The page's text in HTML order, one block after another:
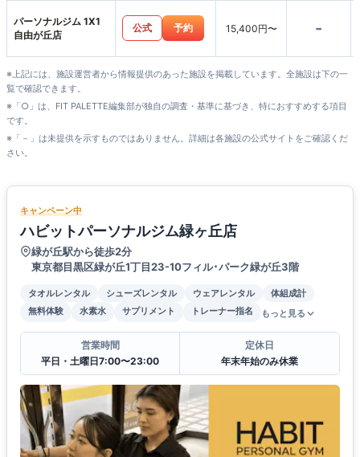
パーソナルジム 1X1
自由が丘店
公式 予約 15,400円〜 -
※上記には、施設運営者から情報提供のあった施設を掲載しています。全施設は下の一
覧で確認できます。
※「○」は、FIT PALETTE編集部が独自の調査・基準に基づき、特におすすめする項目
です。
※「－」は未提供を示すものではありません。詳細は各施設の公式サイトをご確認くだ
さい。
キャンペーン中
ハビットパーソナルジム緑ヶ丘店
緑が丘駅から徒歩2分
東京都目黒区緑が丘1丁目23-10フィル･パーク緑が丘3階
タオルレンタル シューズレンタル ウェアレンタル
体組成計
無料体験
水素水 サプリメント トレーナー指名 もっと見る
営業時間
平日・土曜日7:00〜23:00
定休日
年末年始のみ休業